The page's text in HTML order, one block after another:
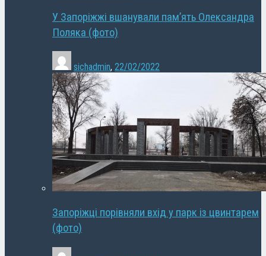
У Запоріжжі вшанували пам’ять Олександра
Поляка (фото)
sichadmin, 22/02/2022
Запоріжці порівняли вхід у парк із цвинтарем
(фото)